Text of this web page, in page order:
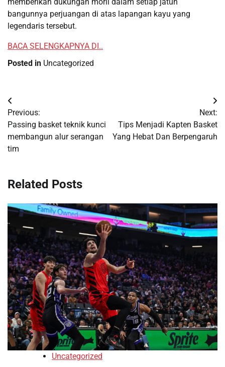
bangunnya perjuangan di atas lapangan kayu yang
legendaris tersebut.
BACA SELENGKAPNYA DI..
Posted in Uncategorized
Post
navigation
Previous:
Passing basket teknik kunci
membangun alur serangan
tim
Next:
Tips Menjadi Kapten Basket
Yang Hebat Dan Berpengaruh
Related Posts
Uncategorized